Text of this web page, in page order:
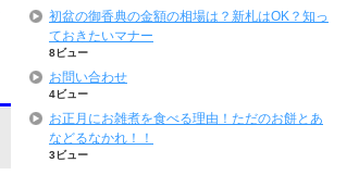
初盆の御香典の金額の相場は？新札はOK？知っ
ておきたいマナー
8ビュー
お問い合わせ
4ビュー
お正月にお雑煮を食べる理由！ただのお餅とあ
などるなかれ！！
3ビュー